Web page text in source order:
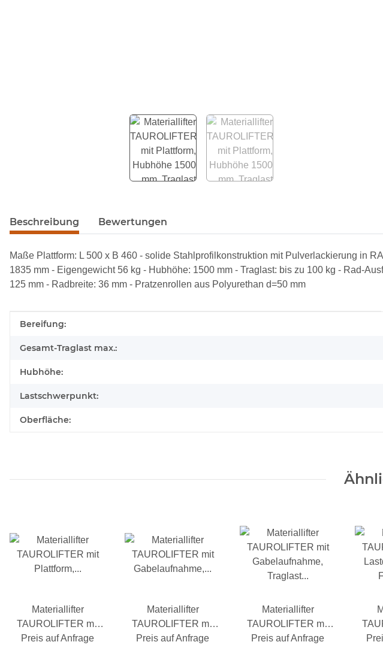
weitere Registerkarten anzeigen
Beschreibung Bewertungen
Maße Plattform: L 500 x B 460 - solide Stahlprofilkonstruktion mit Pulverlackierung in
1835 mm - Eigengewicht 56 kg - Hubhöhe: 1500 mm - Traglast: bis zu 100 kg - Rad-
125 mm - Radbreite: 36 mm - Pratzenrollen aus Polyurethan d=50 mm
Produkteigenschaft
Wert
Bereifung:
Gesamt-Traglast max.:
Hubhöhe:
Lastschwerpunkt:
Oberfläche:
Materiallifter
TAUROLIFTER mit
Plattform, 4-Wege-
Preis auf Anfrage
Materiallifter
TAUROLIFTER mit
Gabelaufnahme, 4-
Preis auf Anfrage
Materiallifter
TAUROLIFTER mit
Gabelaufnahme,
Preis auf Anfrage